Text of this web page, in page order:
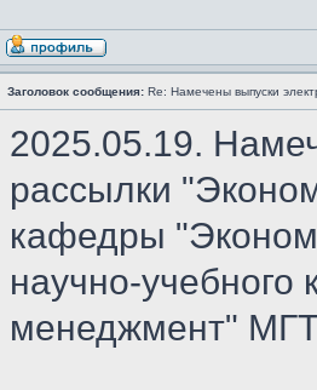
Заголовок сообщения: Re: Намечены выпуски
2025.05.19.
рассылки
кафедры
научно-
менеджмент"